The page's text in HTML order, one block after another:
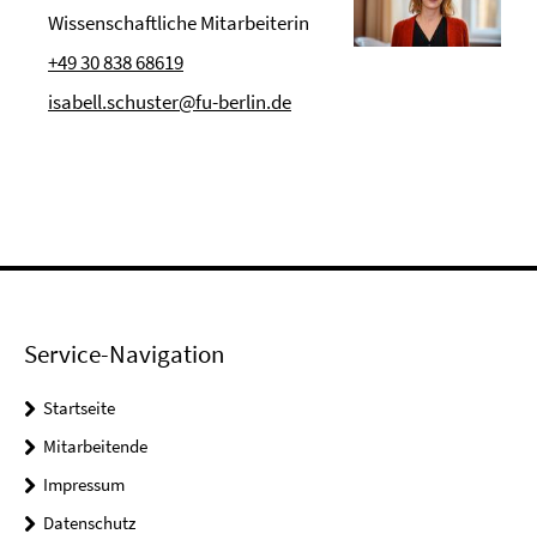
Wissenschaftliche Mitarbeiterin
+49 30 838 68619
isabell.schuster@fu-berlin.de
Service-Navigation
Startseite
Mitarbeitende
Impressum
Datenschutz